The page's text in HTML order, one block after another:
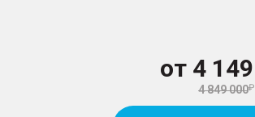
от 4
4 849 000